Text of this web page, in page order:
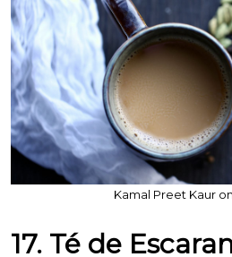
Kamal Preet Kaur
17. Té de